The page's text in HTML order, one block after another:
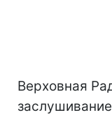
Верховная